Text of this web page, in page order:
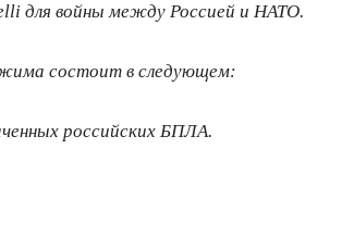
для войны между Россией и НАТО.
состоит в следующем:
российских БПЛА.